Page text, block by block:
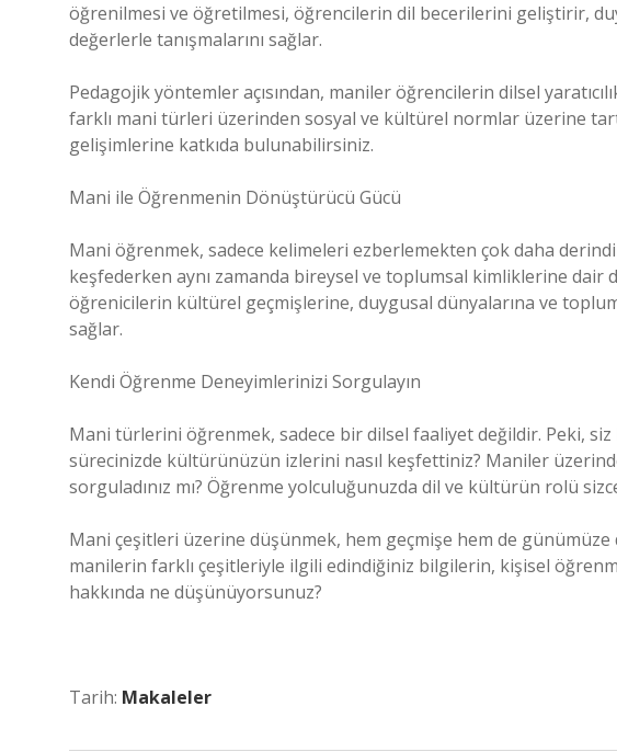
öğrenilmesi ve öğretilmesi, öğrencilerin dil becerilerini geliştirir,
değerlerle tanışmalarını sağlar.
Pedagojik yöntemler açısından, maniler öğrencilerin dilsel
farklı mani türleri üzerinden sosyal ve kültürel normlar üzerine
gelişimlerine katkıda bulunabilirsiniz.
Mani ile Öğrenmenin Dönüştürücü Gücü
Mani öğrenmek, sadece kelimeleri ezberlemekten çok daha
keşfederken aynı zamanda bireysel ve toplumsal kimliklerine dair
öğrenicilerin kültürel geçmişlerine, duygusal dünyalarına ve
sağlar.
Kendi Öğrenme Deneyimlerinizi Sorgulayın
Mani türlerini öğrenmek, sadece bir dilsel faaliyet değildir. Peki, siz
sürecinizde kültürünüzün izlerini nasıl keşfettiniz? Maniler
sorguladınız mı? Öğrenme yolculuğunuzda dil ve kültürün rolü
Mani çeşitleri üzerine düşünmek, hem geçmişe hem de günümüze
manilerin farklı çeşitleriyle ilgili edindiğiniz bilgilerin, kişisel
hakkında ne düşünüyorsunuz?
Tarih: Makaleler